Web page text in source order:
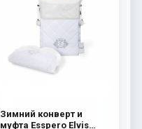
Зимний конверт и
муфта Esspero Elvis